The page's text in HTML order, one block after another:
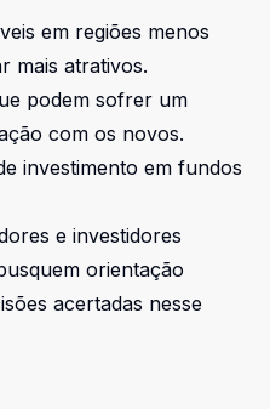
em regiões menos
mais atrativos.
podem sofrer um
com os novos.
investimento em fundos
e investidores
orientação
acertadas nesse